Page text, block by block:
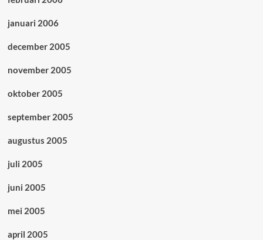
januari 2006
december 2005
november 2005
oktober 2005
september 2005
augustus 2005
juli 2005
juni 2005
mei 2005
april 2005